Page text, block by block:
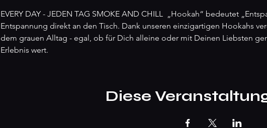
EVERY DAY - JEDEN TAG SMOKE AND CHILL  „Hookah“ bedeutet
Entspannung direkt an den Tisch. Dank unseren einzigartigen Hookahs
dem grauen Alltag - egal, ob für Dich alleine oder mit Deinen Liebsten
Erlebnis wert.
Diese